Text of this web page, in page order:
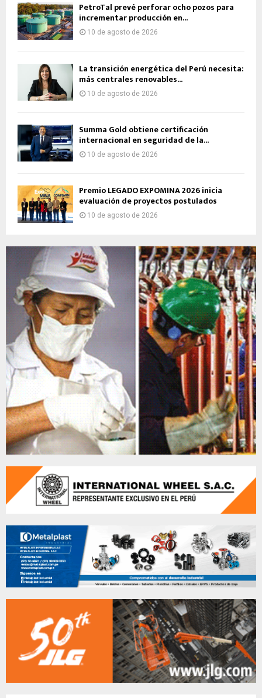
PetroTal prevé perforar ocho pozos para
incrementar producción en...
10 de agosto de 2026
La transición energética del Perú necesita:
más centrales renovables...
10 de agosto de 2026
Summa Gold obtiene certificación
internacional en seguridad de la...
10 de agosto de 2026
Premio LEGADO EXPOMINA 2026 inicia
evaluación de proyectos postulados
10 de agosto de 2026